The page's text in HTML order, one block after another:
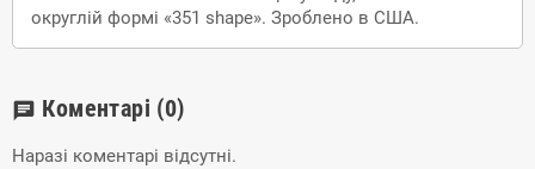
округлій формі «351 shape». Зроблено в США.
chat Коментарі (0)
Наразі коментарі відсутні.